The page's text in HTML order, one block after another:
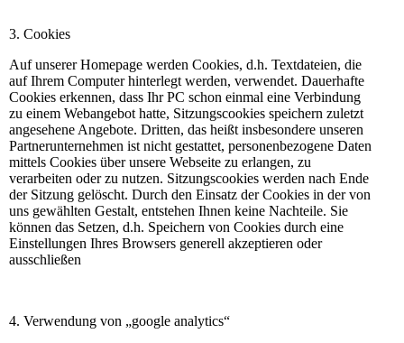
3. Cookies
Auf unserer Homepage werden Cookies, d.h. Textdateien, die
auf Ihrem Computer hinterlegt werden, verwendet. Dauerhafte
Cookies erkennen, dass Ihr PC schon einmal eine Verbindung
zu einem Webangebot hatte, Sitzungscookies speichern zuletzt
angesehene Angebote. Dritten, das heißt insbesondere unseren
Partnerunternehmen ist nicht gestattet, personenbezogene Daten
mittels Cookies über unsere Webseite zu erlangen, zu
verarbeiten oder zu nutzen. Sitzungscookies werden nach Ende
der Sitzung gelöscht. Durch den Einsatz der Cookies in der von
uns gewählten Gestalt, entstehen Ihnen keine Nachteile. Sie
können das Setzen, d.h. Speichern von Cookies durch eine
Einstellungen Ihres Browsers generell akzeptieren oder
ausschließen
4. Verwendung von „google analytics“